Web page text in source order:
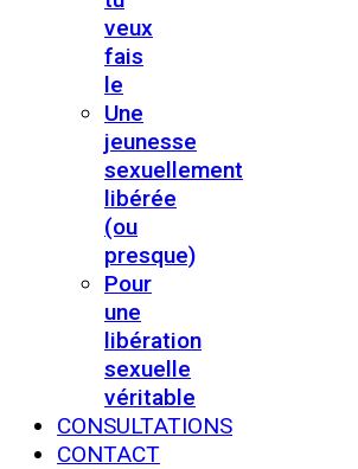
veux
fais
le
Une
jeunesse
sexuellement
libérée
(ou
presque)
Pour
une
libération
sexuelle
véritable
CONSULTATIONS
CONTACT